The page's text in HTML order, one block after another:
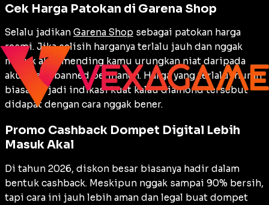
Cek Harga Patokan di Garena Shop
Selalu jadikan Garena Shop sebagai patokan harga
resmi. Jika selisih harganya terlalu jauh dan nggak
masuk akal, mending kamu urungkan niat daripada
akun kena banned permanen. Harga yang terlalu murah
biasanya jadi indikasi kuat kalau diamond tersebut
didapat dengan cara nggak bener.
Promo Cashback Dompet Digital Lebih
Masuk Akal
Di tahun 2026, diskon besar biasanya hadir dalam
bentuk cashback. Meskipun nggak sampai 90% bersih,
tapi cara ini jauh lebih aman dan legal buat dompet